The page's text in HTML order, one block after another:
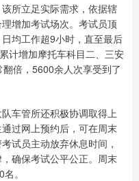
所立足实际需求，依据辖
增加考试场次。考试员顶
均工作超9小时，直至最后
计增加摩托车科目二、三安
倍，5600余人次享受到了
车管所还积极协调取得上
过网上预约后，可在周末
试员主动放弃休息时间，
确保考试公平公正。周末
。